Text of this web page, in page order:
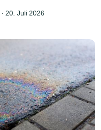
‧ 20. Juli 2026